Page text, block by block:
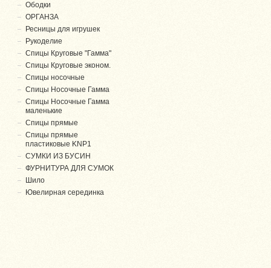
Ободки
ОРГАНЗА
Ресницы для игрушек
Рукоделие
Спицы Круговые "Гамма"
Спицы Круговые эконом.
Спицы носочные
Спицы Носочные Гамма
Спицы Носочные Гамма
маленькие
Спицы прямые
Спицы прямые
пластиковые KNP1
СУМКИ ИЗ БУСИН
ФУРНИТУРА ДЛЯ СУМОК
Шило
Ювелирная серединка